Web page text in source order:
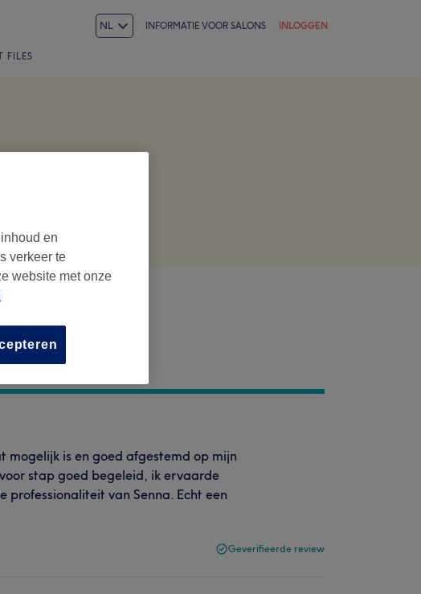
NL INFORMATIE VOOR SALONS INLOGGEN
FILES
mogelijk is en goed afgestemd op mijn
stap goed begeleid, ik ervaarde
professionaliteit van Senna. Echt een
Geverifieerde review
en
verkeer te
website met onze